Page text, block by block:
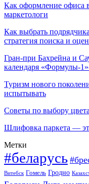
Как оформление офиса
маркетологи
Как выбрать
стратегия поиска и
Гран-при Бахрейна и
календаря «Формулы-
Туризм нового
испытывать
Советы по выбору
Шлифовка паркета —
Метки
#беларусь
Витебск Гомель Гродно